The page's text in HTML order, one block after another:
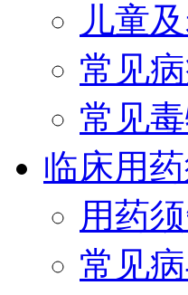
儿童
常见
常见
临床用
用药
常见